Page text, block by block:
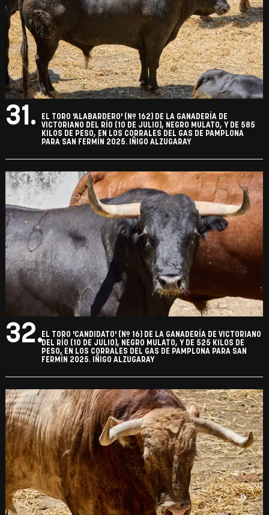
31.
EL TORO 'ALABARDERO' (Nº 162) DE LA GANADERÍA DE
VICTORIANO DEL RÍO (10 DE JULIO), NEGRO MULATO, Y DE 585
KILOS DE PESO, EN LOS CORRALES DEL GAS DE PAMPLONA
PARA SAN FERMÍN 2025. IÑIGO ALZUGARAY
32.EL TORO 'CANDIDATO' (Nº 16) DE LA GANADERÍA DE VICTORIANO
DEL RÍO (10 DE JULIO), NEGRO MULATO, Y DE 525 KILOS DE
PESO, EN LOS CORRALES DEL GAS DE PAMPLONA PARA SAN
FERMÍN 2025. IÑIGO ALZUGARAY